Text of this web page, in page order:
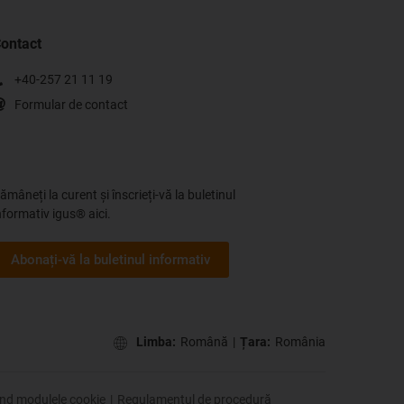
+40-257 21 11 19
Formular de contact
la curent și înscrieți-vă la buletinul
igus® aici.
Abonați-vă la buletinul informativ
Limba: Română | Țara: România
modulele cookie | Regulamentul de procedură